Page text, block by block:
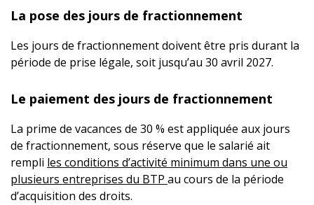
La pose des jours de fractionnement
Les jours de fractionnement doivent être pris durant la
période de prise légale, soit jusqu’au 30 avril 2027.
Le paiement des jours de fractionnement
La prime de vacances de 30 % est appliquée aux jours
de fractionnement, sous réserve que le salarié ait
rempli les conditions d’activité minimum dans une ou
plusieurs entreprises du BTP au cours de la période
d’acquisition des droits.